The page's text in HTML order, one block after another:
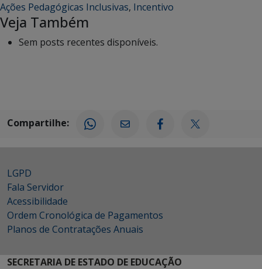
Ações Pedagógicas Inclusivas, Incentivo
Veja Também
Sem posts recentes disponíveis.
Compartilhe:
LGPD
Fala Servidor
Acessibilidade
Ordem Cronológica de Pagamentos
Planos de Contratações Anuais
SECRETARIA DE ESTADO DE EDUCAÇÃO